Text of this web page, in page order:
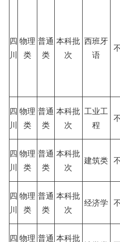
四
川
物理
类
普通
类
本科批
次
西班牙
语
四
川
物理
类
普通
类
本科批
次
工业工
程
四
川
物理
类
普通
类
本科批
次
建筑类
四
川
物理
类
普通
类
本科批
次
经济学
四 物理 普通 本科批